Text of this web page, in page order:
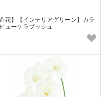
造花】【インテリアグリーン】カラ
ューケラブッシュ